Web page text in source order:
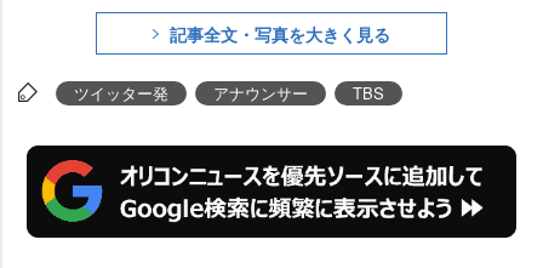
記事全文・写真を大きく見る
ツイッター発 アナウンサー TBS